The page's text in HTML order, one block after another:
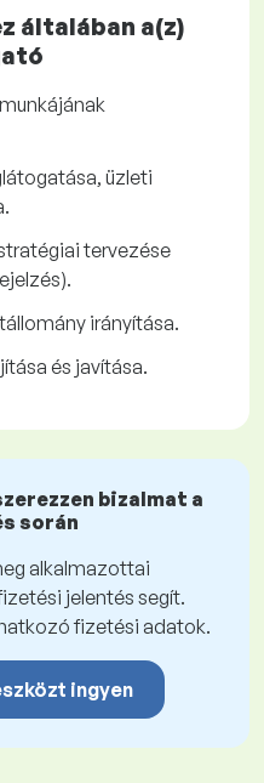
általában a(z)
üzleti
tervezése
irányítása.
és javítása.
bizalmat a
során
alkalmazottai
jelentés segít.
fizetési adatok.
ingyen